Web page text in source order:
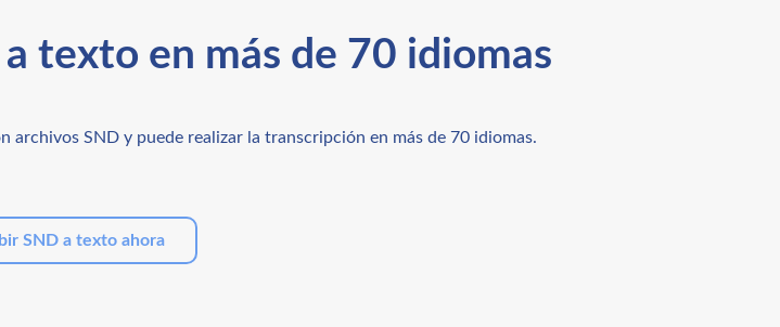
texto en más de 70 idiomas
SND y puede realizar la transcripción en más de 70 idiomas.
SND a texto ahora